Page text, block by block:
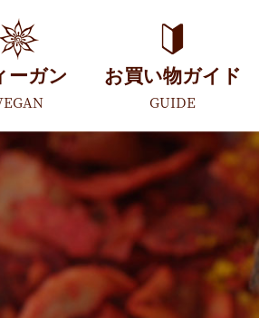
ーガン お買い物ガイド
GUIDE